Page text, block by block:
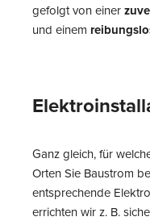
gefolgt von einer
und einem
Ganz gleich, für
Orten Sie Baustrom
entsprechende
errichten wir z. B.